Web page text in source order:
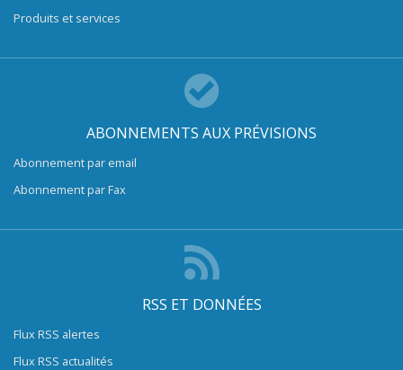
Produits et services
ABONNEMENTS AUX PRÉVISIONS
Abonnement par email
Abonnement par Fax
RSS ET DONNÉES
Flux RSS alertes
Flux RSS actualités